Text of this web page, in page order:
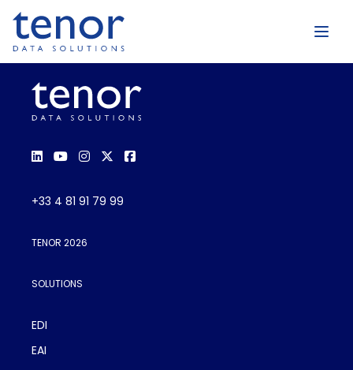
+33 4 81 91 79 99
TENOR 2026
SOLUTIONS
EDI
EAI